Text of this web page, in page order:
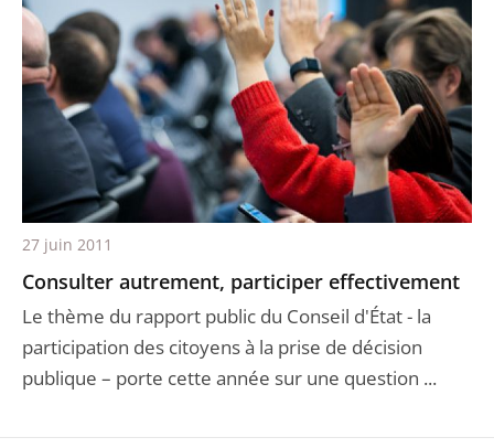
Consulter autrement, participer effectivement
Le thème du rapport public du Conseil d'État - la
participation des citoyens à la prise de décision
publique – porte cette année sur une question ...
27 juin 2011